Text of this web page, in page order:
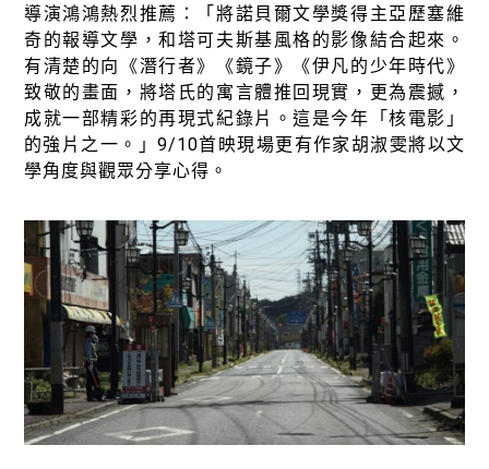
導演鴻鴻熱烈推薦：「將諾貝爾文學獎得主亞歷塞維
奇的報導文學，和塔可夫斯基風格的影像結合起來。
有清楚的向《潛行者》《鏡子》《伊凡的少年時代》
致敬的畫面，將塔氏的寓言體推回現實，更為震撼，
成就一部精彩的再現式紀錄片。這是今年「核電影」
的強片之一。」9/10首映現場更有作家胡淑雯將以文
學角度與觀眾分享心得。